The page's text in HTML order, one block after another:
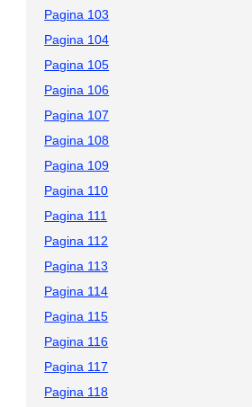
Pagina 103
Pagina 104
Pagina 105
Pagina 106
Pagina 107
Pagina 108
Pagina 109
Pagina 110
Pagina 111
Pagina 112
Pagina 113
Pagina 114
Pagina 115
Pagina 116
Pagina 117
Pagina 118